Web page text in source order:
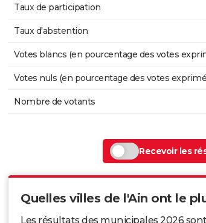
Taux de participation
Taux d'abstention
Votes blancs (en pourcentage des votes
Votes nuls (en pourcentage des votes
Nombre de votants
Recevoir les
Quelles villes de l'Ain ont le
Les résultats des municipales 2026